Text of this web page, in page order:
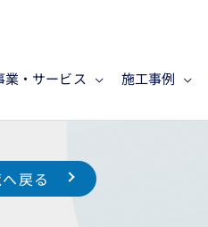
業・サービス 施工事例
戻る